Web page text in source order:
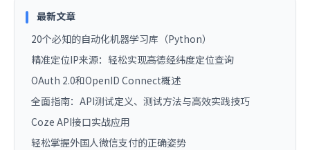
最新文章
20个必知的自动化机器学习库（Python）
精准定位IP来源：轻松实现高德经纬度定位查询
OAuth 2.0和OpenID Connect概述
全面指南：API测试定义、测试方法与高效实践技巧
Coze API接口实战应用
轻松掌握外国人微信支付的正确姿势